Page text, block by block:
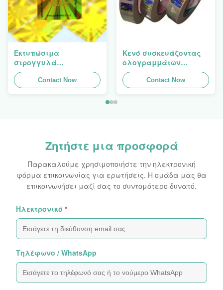
Εκτυπώσιμα
στρογγυλά
συσκευάζοντας
ολογραφικά
αυτοκόλλητα φύλλα
Contact Now
Κενό συσκευάζοντας
ολογραμμάτων
ασφάλειας ετικετών
λέιζερ λογότυπων
αυτοκόλλητων
Contact Now
Ζητήστε μια προσφορά
Παρακαλούμε χρησιμοποιήστε την ηλεκτρονική
φόρμα επικοινωνίας για ερωτήσεις. Η ομάδα μας θα
επικοινωνήσει μαζί σας το συντομότερο δυνατό.
Ηλεκτρονικό *
Τηλέφωνο / WhatsApp